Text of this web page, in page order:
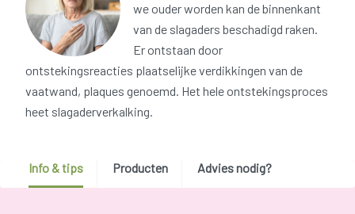
we ouder worden kan de binnenkant
van de slagaders beschadigd raken.
Er ontstaan door
ontstekingsreacties plaatselijke verdikkingen van de
vaatwand, plaques genoemd. Het hele ontstekingsproces
heet slagaderverkalking.
Info & tips Producten Advies nodig?